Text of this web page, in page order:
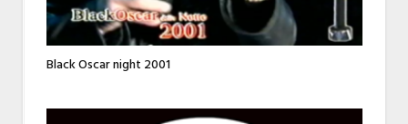
Black Oscar night 2001